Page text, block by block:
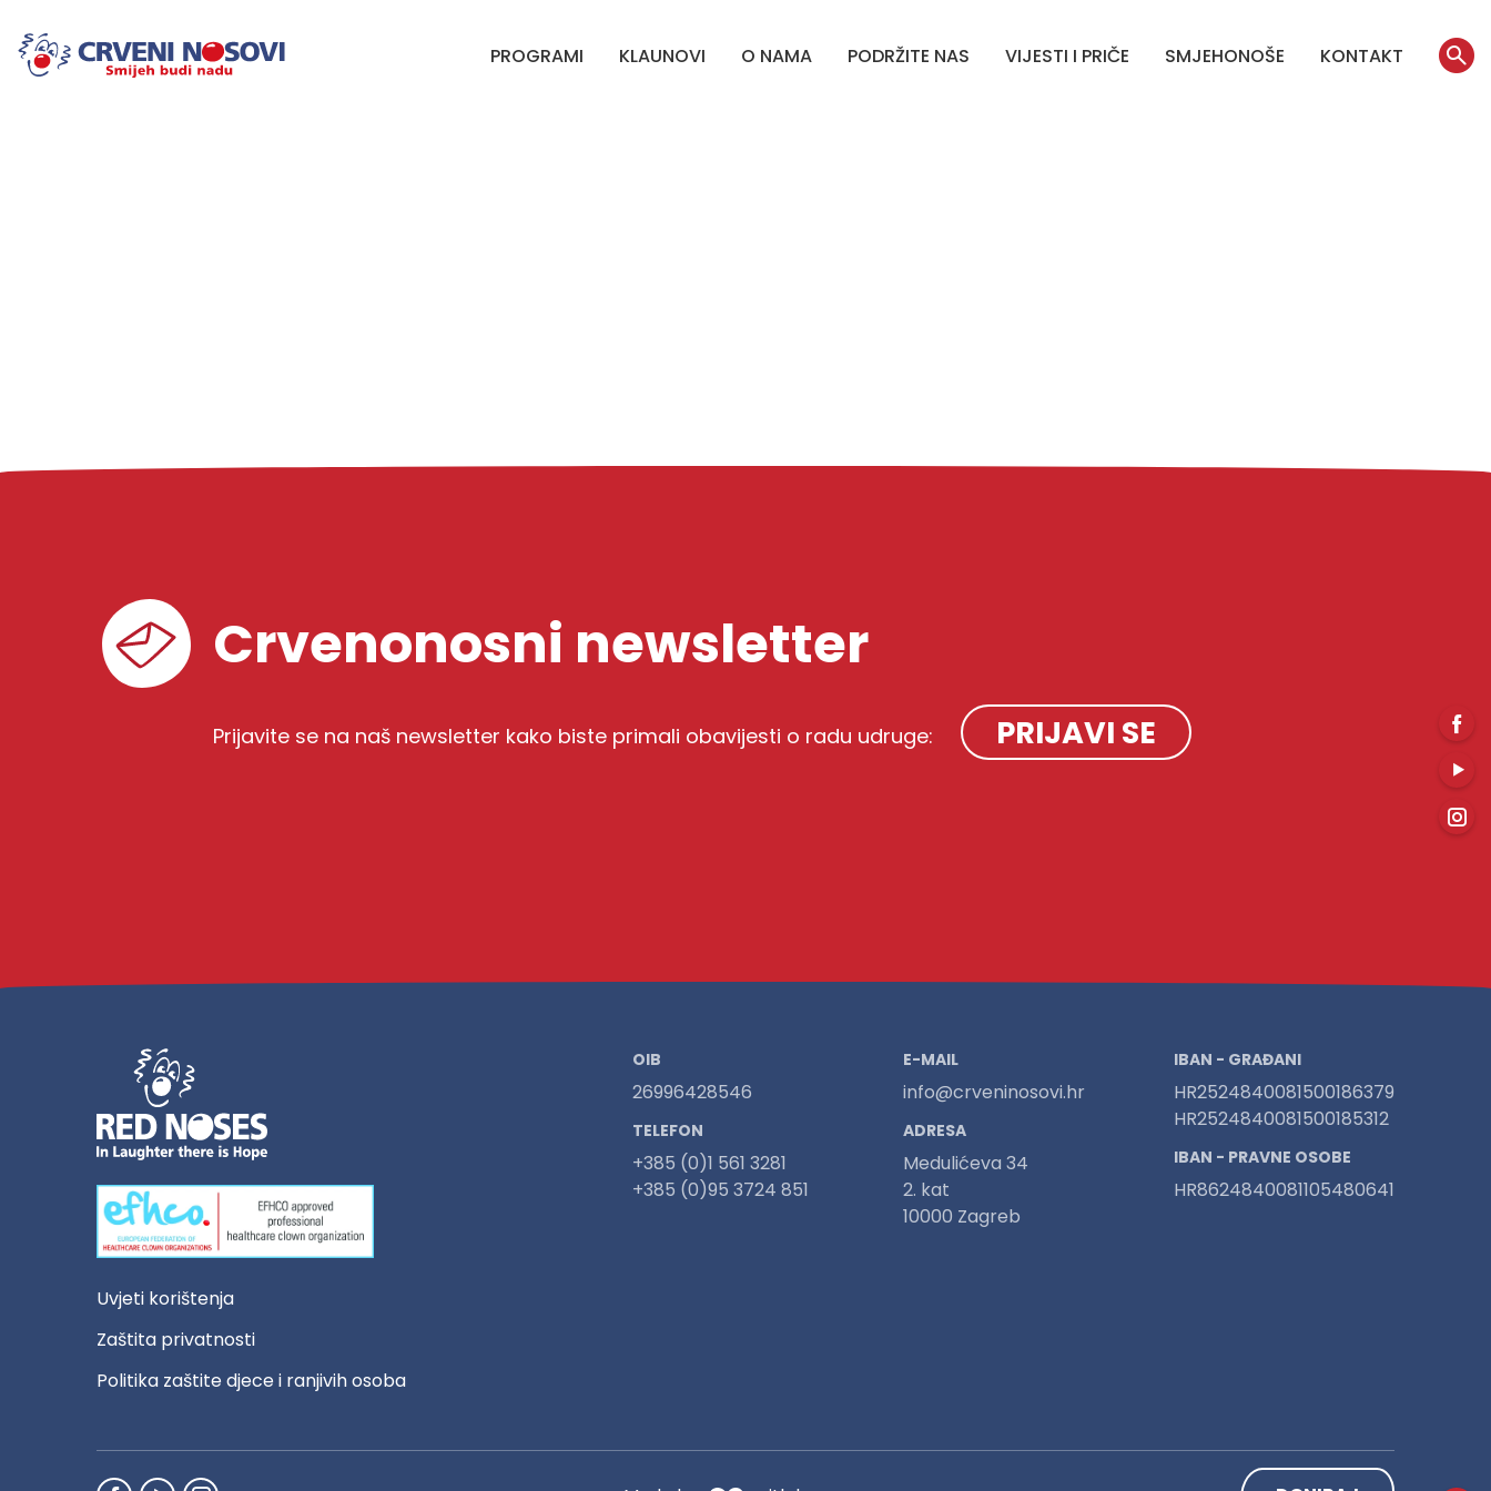
PROGRAMI KLAUNOVI O NAMA PODRŽITE NAS VIJESTI I PRIČE SMJEHONOŠE KONTAKT
Crvenonosni newsletter
Prijavite se na naš newsletter kako biste primali obavijesti o radu udruge: PRIJAVI SE
Uvjeti korištenja
Zaštita privatnosti
Politika zaštite djece i ranjivih osoba
OIB
26996428546
TELEFON
+385 (0)1 561 3281
+385 (0)95 3724 851
E-MAIL
info@crveninosovi.hr
ADRESA
Medulićeva 34
2. kat
10000 Zagreb
IBAN - GRAĐANI
HR2524840081500186379
HR2524840081500185312
IBAN - PRAVNE OSOBE
HR8624840081105480641